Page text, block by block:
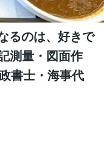
るのは、好きで
測量・図面作
書士・海事代